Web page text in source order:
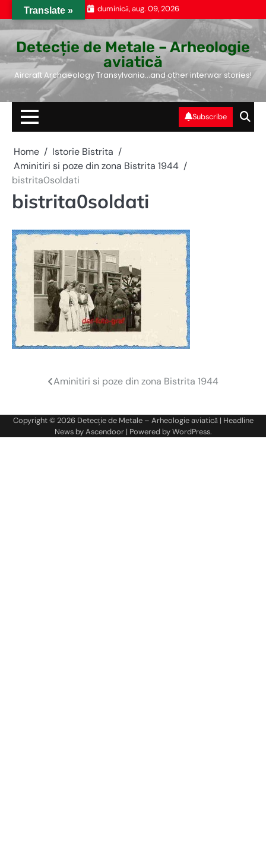
to
duminică, aug. 09, 2026
Detecție de Metale – Arheologie
aviatică
Aircraft Archaeology Transylvania…and other interwar stories!
Subscribe
Home
Istorie Bistrita
Aminitiri si poze din zona Bistrita 1944
bistrita0soldati
bistrita0soldati
Navigare
articole
Aminitiri si poze din zona Bistrita 1944
Copyright © 2026 Detecție de Metale – Arheologie aviatică| Headline
News byAscendoor| Powered byWordPress.
Translate »